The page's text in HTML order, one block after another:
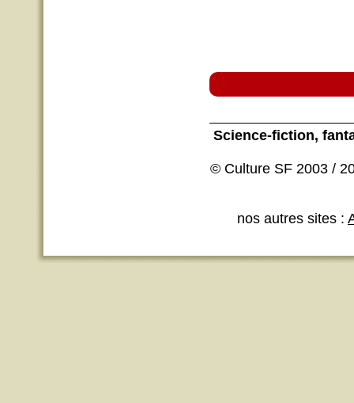
Science-fiction,
© Culture SF 2003 /
nos autres sites :